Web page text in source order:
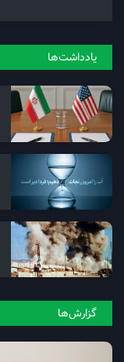
یادداشت‌ها
گزارش‌ها